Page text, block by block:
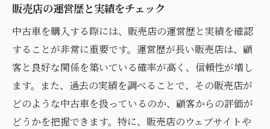
定期点検の実施状況を確認する方法
整備工場の信頼性を見極めるポイント
過去のメンテナンスコストから将来を予測
オーナーのメンテナンス意識を判断する
中古車購入時に知っておくべき法的手続きと書
販売店の運営歴と実績をチェック
中古車を購入する際には、販売店の運営歴と実績を確認
することが非常に重要です。運営歴が長い販売店は、顧
客と良好な関係を築いている確率が高く、信頼性が増し
ます。また、過去の実績を調べることで、その販売店が
どのような中古車を扱っているのか、顧客からの評価が
どうかを把握できます。特に、販売店のウェブサイトや